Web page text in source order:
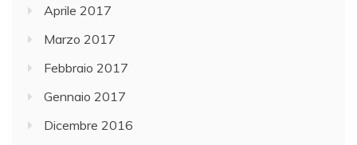
Aprile 2017
Marzo 2017
Febbraio 2017
Gennaio 2017
Dicembre 2016